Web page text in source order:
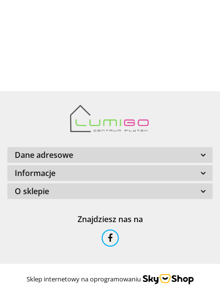
Barwolf
Ceramfix
Dane adresowe
Informacje
O sklepie
Znajdziesz nas na
Sklep internetowy na oprogramowaniu